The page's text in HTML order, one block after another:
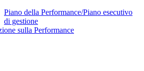
Piano della Performance/Piano esecutivo
di gestione
sulla Performance